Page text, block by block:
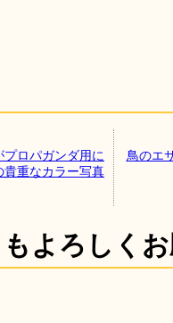
ロパガンダ用に
貴重なカラー写真
鳥のエ
よろしく